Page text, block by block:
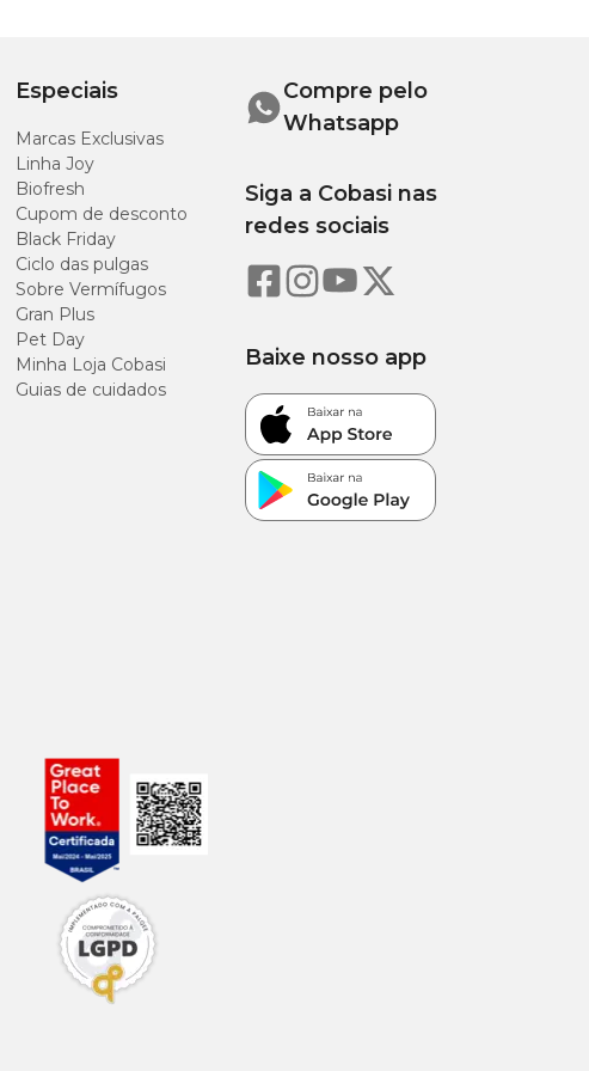
Especiais
Marcas Exclusivas
Linha Joy
Biofresh
Cupom de desconto
Black Friday
Ciclo das pulgas
Sobre Vermífugos
Gran Plus
Pet Day
Minha Loja Cobasi
Guias de cuidados
Compre pelo
Whatsapp
Siga a Cobasi nas
redes sociais
Baixe nosso app